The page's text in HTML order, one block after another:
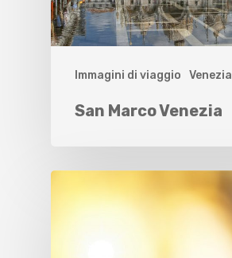
Immagini di viaggio Venezia
San Marco Venezia